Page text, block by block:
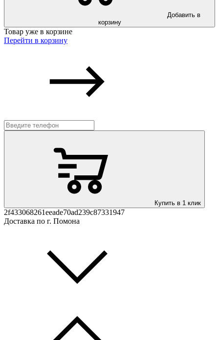
корзину
Товар уже в корзине
Перейти в корзину
Купить в 1 клик
2f433068261eeade70ad239c87331947
Доставка по г. Помона